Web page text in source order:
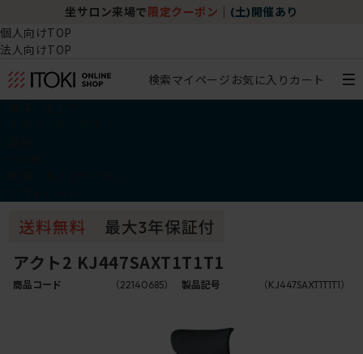
坐サロン来場で 限定クーポン (土)開催あり
個人向けTOP
法人向けTOP
検索マイページ お気に入り カート
アクト2 KJ447SAXT1T1T1
商品コード （22140685） 製品記号 （KJ447SAXT1T1T1）